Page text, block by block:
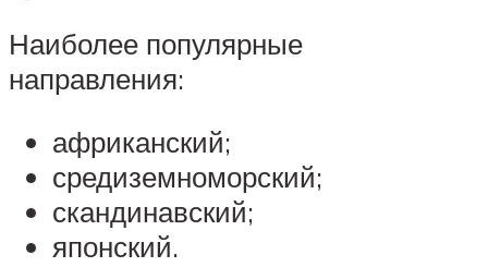
Наиболее популярные
направления:
африканский;
средиземноморский;
скандинавский;
японский.